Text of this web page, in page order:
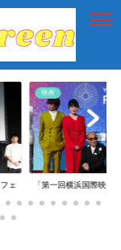
ェ
映画
「第一回横浜国際映画